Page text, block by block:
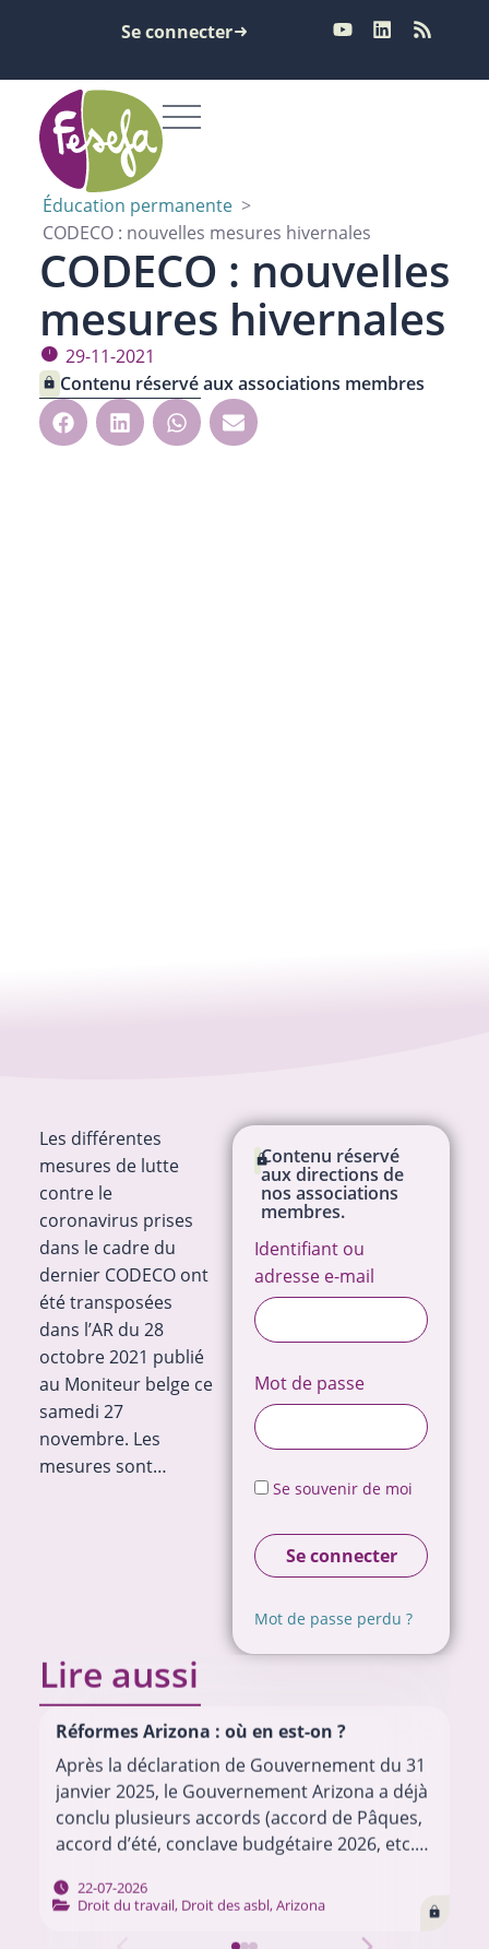
Se connecter
Éducation permanente >
CODECO : nouvelles mesures hivernales
CODECO : nouvelles
mesures hivernales
29-11-2021
Contenu réservé aux associations membres
Les différentes
mesures de lutte
contre le
coronavirus prises
dans le cadre du
dernier CODECO ont
été transposées
dans l’AR du 28
octobre 2021 publié
au Moniteur belge ce
samedi 27
novembre. Les
mesures sont…
Contenu réservé
aux directions de
nos associations
membres.
Identifiant ou
adresse e-mail
Mot de passe
Se souvenir de moi
Se connecter
Mot de passe perdu ?
Lire aussi
Réformes Arizona : où en est-on ?
Après la déclaration de Gouvernement du 31
janvier 2025, le Gouvernement Arizona a déjà
conclu plusieurs accords (accord de Pâques,
accord d’été, conclave budgétaire 2026, etc.)
Chacun de ces…
22-07-2026
Droit du travail, Droit des asbl,Arizona